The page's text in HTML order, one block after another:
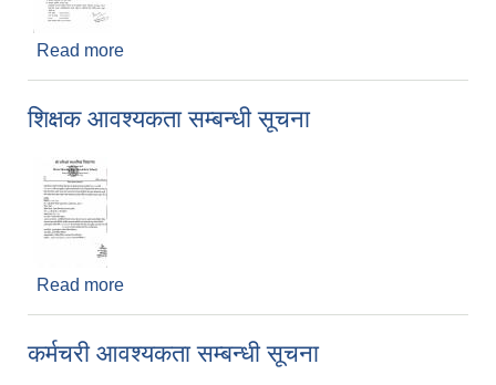
Read more
शिक्षक आवश्यकता सम्बन्धी सूचना
Read more
कर्मचरी आवश्यकता सम्बन्धी सूचना